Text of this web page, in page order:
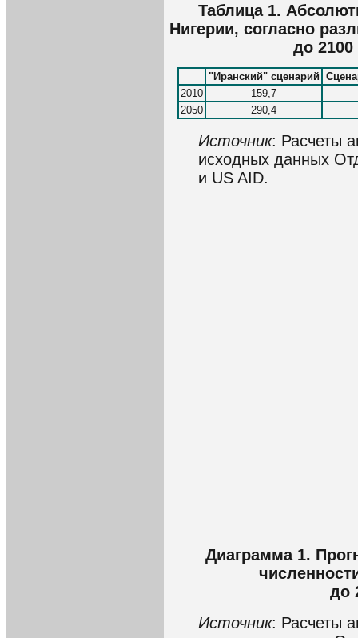
Таблица 1.
Нигерии, согласно
до 2100
"Иранский" сценарий
2010
159,7
2050
290,4
Источник: Расчеты
исходных данных
и US AID.
Диаграмма 1.
до
Источник: Расчеты